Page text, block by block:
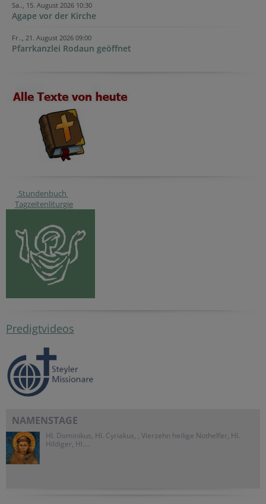
Sa.., 15. August 2026 10:30
Agape vor der Kirche
Fr.., 21. August 2026 09:00
Pfarrkanzlei Rodaun geöffnet
Stundenbuch
Tagzeitenliturgie
Predigtvideos
NAMENSTAGE
Hl. Dominikus, Hl. Cyriakus, , Vierzehn heilige Nothelfer, Hl.
Hildiger, Hl....